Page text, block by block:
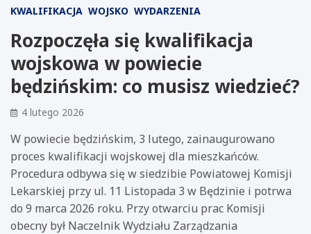
KWALIFIKACJA WOJSKO WYDARZENIA
Rozpoczęła się kwalifikacja
wojskowa w powiecie
będzińskim: co musisz wiedzieć?
4 lutego 2026
W powiecie będzińskim, 3 lutego, zainaugurowano
proces kwalifikacji wojskowej dla mieszkańców.
Procedura odbywa się w siedzibie Powiatowej Komisji
Lekarskiej przy ul. 11 Listopada 3 w Będzinie i potrwa
do 9 marca 2026 roku. Przy otwarciu prac Komisji
obecny był Naczelnik Wydziału Zarządzania